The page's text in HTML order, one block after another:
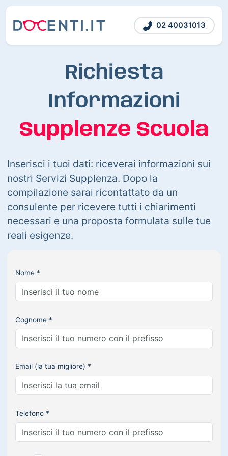
02 40031013
Richiesta
Informazioni
Supplenze Scuola
Inserisci i tuoi dati: riceverai informazioni sui
nostri Servizi Supplenza. Dopo la
compilazione sarai ricontattato da un
consulente per ricevere tutti i chiarimenti
necessari e una proposta formulata sulle tue
reali esigenze.
Nome *
Cognome *
Email (la tua migliore) *
Telefono *